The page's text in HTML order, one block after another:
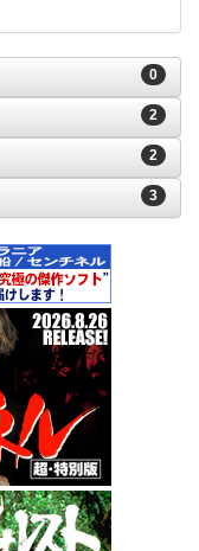
0
2
2
3